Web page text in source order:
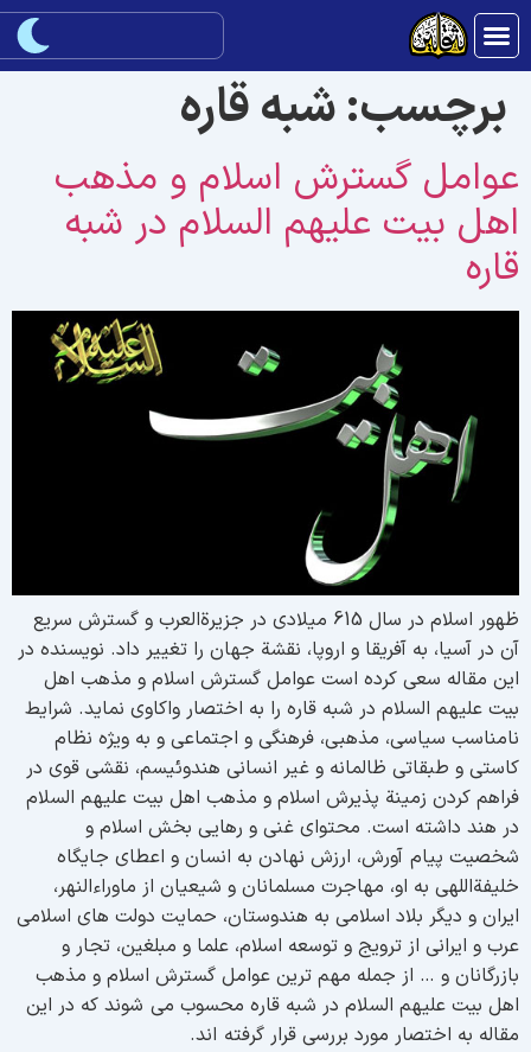
برچسب:شبه قاره
گسترش اسلام و مذهب
بیت علیهم السلام در شبه
ظهور اسلام در سال 615 میلادی در جزیرةالعرب و گسترش سریع
در آسیا، به آفریقا و اروپا، نقشة جهان را تغییر داد. نویسنده در
مقاله سعی کرده است عوامل گسترش اسلام و مذهب اهل
علیهم السلام در شبه قاره را به اختصار واکاوی نماید. شرایط
سیاسی، مذهبی، فرهنگی و اجتماعی و به ویژه نظام
و طبقاتی ظالمانه و غیر انسانی هندوئیسم، نقشی قوی در
کردن زمینة پذیرش اسلام و مذهب اهل بیت علیهم السلام
هند داشته است. محتوای غنی و رهایی بخش اسلام و
پیام آورش، ارزش نهادن به انسان و اعطای جایگاه
به او، مهاجرت مسلمانان و شیعیان از ماوراءالنهر،
و دیگر بلاد اسلامی به هندوستان، حمایت دولت های اسلامی
و ایرانی از ترویج و توسعه اسلام، علما و مبلغین، تجار و
و … از جمله مهم ترین عوامل گسترش اسلام و مذهب
بیت علیهم السلام در شبه قاره محسوب می شوند که در این
به اختصار مورد بررسی قرار گرفته اند.